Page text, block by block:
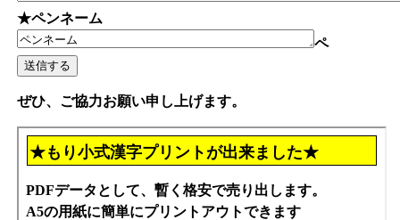
★ペンネーム
ペ
ぜひ、ご協力お願い申し上げます。